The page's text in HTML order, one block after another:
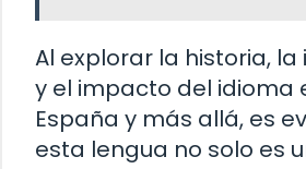
Al explorar la historia,
y el impacto del idioma
España y más allá, es
esta lengua no solo es